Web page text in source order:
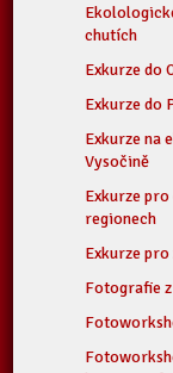
chutích
Exkurze do
Exkurze do
Exkurze na
Vysočině
Exkurze
regionech
Exkurze
Fotografie